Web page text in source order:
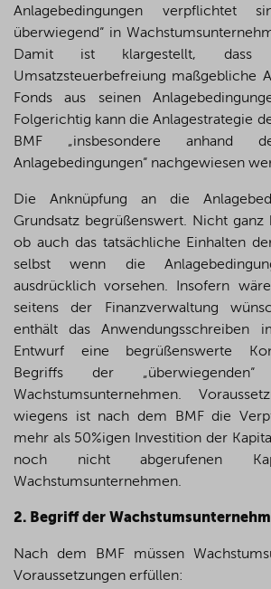
Anlagebedingungen verpflichtet
überwiegend“ in
Damit ist klargestellt,
Umsatzsteuerbefreiung maßgebliche
Fonds aus seinen
Folgerichtig kann die Anlagestrategie
BMF „insbesondere anhand
Anlagebedingungen“ nachgewiesen
Die Anknüpfung an die
Grundsatz begrüßenswert. Nicht ganz
ob auch das tatsächliche Einhalten
selbst wenn die
ausdrücklich vorsehen. Insofern
seitens der Finanzverwaltung
enthält das Anwendungsschreiben
Entwurf eine begrüßenswerte
Begriffs der
Wachstumsunternehmen.
wiegens ist nach dem BMF die
mehr als 50%igen Investition der
noch nicht abgerufenen
Wachstumsunternehmen.
2. Begriff der
Nach dem BMF müssen
Voraussetzungen erfüllen: